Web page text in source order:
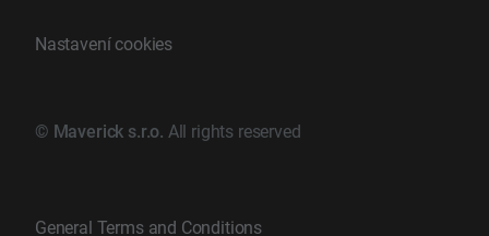
Nastavení cookies
© Maverick s.r.o. All rights reserved
General Terms and Conditions